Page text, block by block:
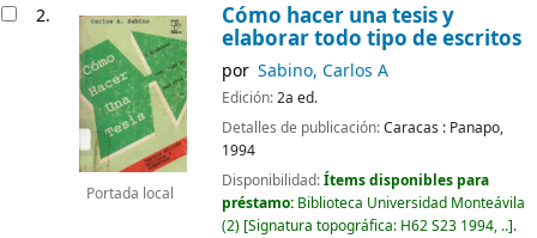
2.
Portada local
Cómo hacer una tesis y
elaborar todo tipo de escritos
por Sabino, Carlos A
Edición:2a ed.
Detalles de publicación:Caracas : Panapo,
1994
Disponibilidad:Ítems disponibles para
préstamo: Biblioteca Universidad Monteávila
(2) Signatura topográfica: H62 S23 1994, .. .